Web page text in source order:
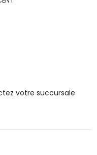
votre succursale